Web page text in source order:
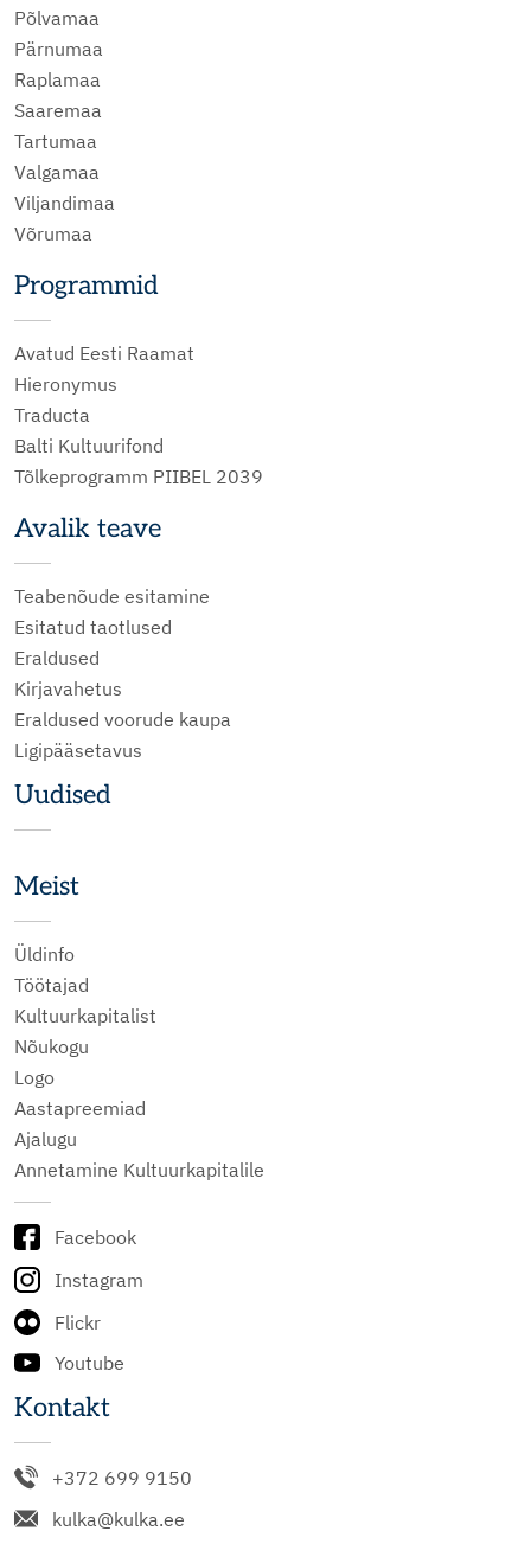
Põlvamaa
Pärnumaa
Raplamaa
Saaremaa
Tartumaa
Valgamaa
Viljandimaa
Võrumaa
Programmid
Avatud Eesti Raamat
Hieronymus
Traducta
Balti Kultuurifond
Tõlkeprogramm PIIBEL 2039
Avalik teave
Teabenõude esitamine
Esitatud taotlused
Eraldused
Kirjavahetus
Eraldused voorude kaupa
Ligipääsetavus
Uudised
Meist
Üldinfo
Töötajad
Kultuurkapitalist
Nõukogu
Logo
Aastapreemiad
Ajalugu
Annetamine Kultuurkapitalile
Facebook
Instagram
Flickr
Youtube
Kontakt
+372 699 9150
kulka@kulka.ee